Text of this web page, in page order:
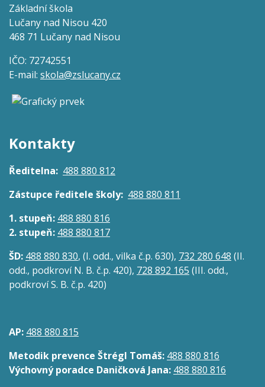
Základní škola
Lučany nad Nisou 420
468 71 Lučany nad Nisou
IČO: 72742551
E-mail: skola@zslucany.cz
Kontakty
Ředitelna: 488 880 812
Zástupce ředitele školy: 488 880 811
1. stupeň: 488 880 816
2. stupeň: 488 880 817
ŠD: 488 880 830, (I. odd., vilka č.p. 630), 732 280 648 (II.
odd., podkroví N. B. č.p. 420), 728 892 165 (III. odd.,
podkroví S. B. č.p. 420)
AP: 488 880 815
Metodik prevence Štrégl Tomáš: 488 880 816
Výchovný poradce Daničková Jana: 488 880 816